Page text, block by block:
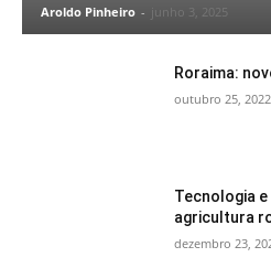
Aroldo Pinheiro - junho 3, 2025
Roraima:
outubro 25, 2022
Tecnologia
agricultura
dezembro 23,